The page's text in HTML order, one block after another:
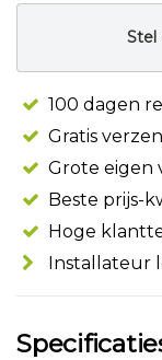
Stel
100 dagen
Gratis
Grote eigen
Beste prijs-
Hoge
Installateur